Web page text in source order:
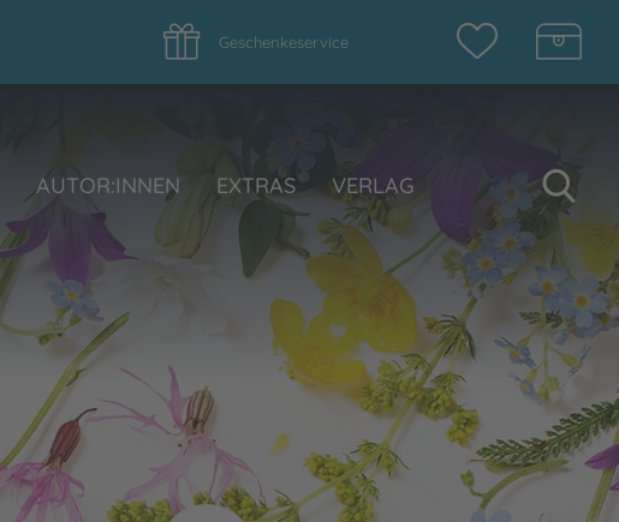
Geschenkeservice
AUTOR:INNEN EXTRAS VERLAG